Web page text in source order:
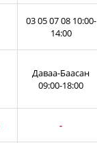
03 05 07 08 10:00-
14:00
Даваа-Баасан
09:00-18:00
-